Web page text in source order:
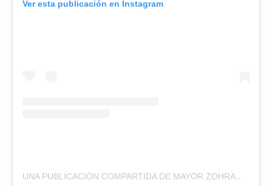
Ver esta publicación en Instagram
UNA PUBLICACIÓN COMPARTIDA DE MAYOR ZOHRAN KWAME MAMDANI (@NYCMAYOR)